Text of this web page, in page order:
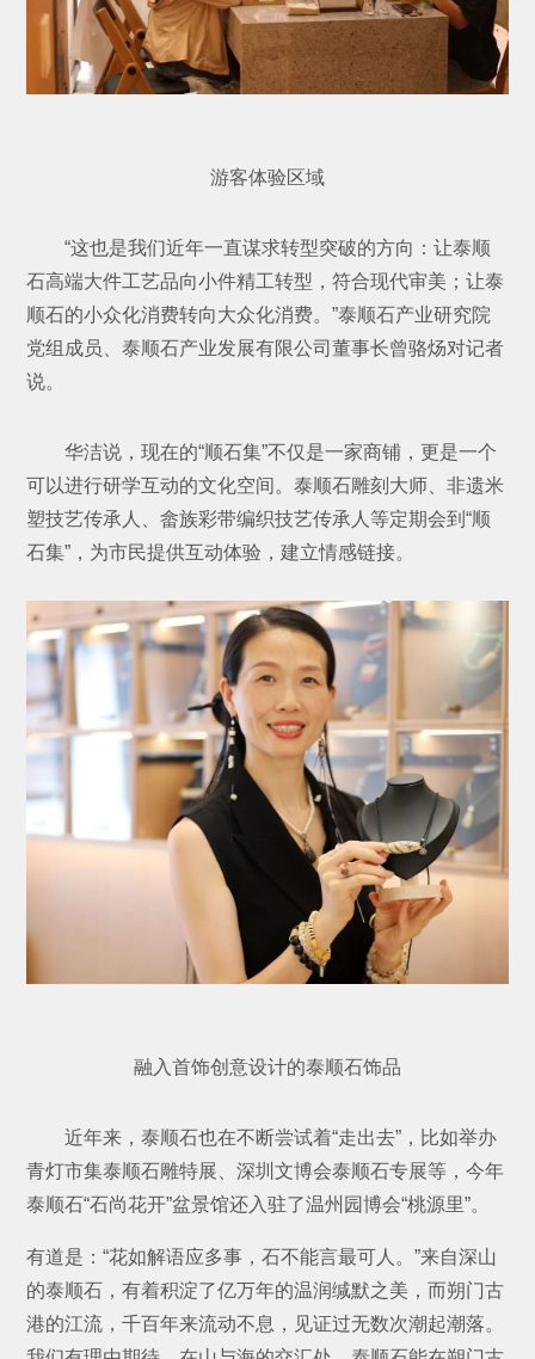
游客体验区域
“这也是我们近年一直谋求转型突破的方向：让泰顺
石高端大件工艺品向小件精工转型，符合现代审美；让泰
顺石的小众化消费转向大众化消费。”泰顺石产业研究院
党组成员、泰顺石产业发展有限公司董事长曾骆炀对记者
说。
华洁说，现在的“顺石集”不仅是一家商铺，更是一个
可以进行研学互动的文化空间。泰顺石雕刻大师、非遗米
塑技艺传承人、畲族彩带编织技艺传承人等定期会到“顺
石集”，为市民提供互动体验，建立情感链接。
融入首饰创意设计的泰顺石饰品
近年来，泰顺石也在不断尝试着“走出去”，比如举办
青灯市集泰顺石雕特展、深圳文博会泰顺石专展等，今年
泰顺石“石尚花开”盆景馆还入驻了温州园博会“桃源里”。
有道是：“花如解语应多事，石不能言最可人。”来自深山
的泰顺石，有着积淀了亿万年的温润缄默之美，而朔门古
港的江流，千百年来流动不息，见证过无数次潮起潮落。